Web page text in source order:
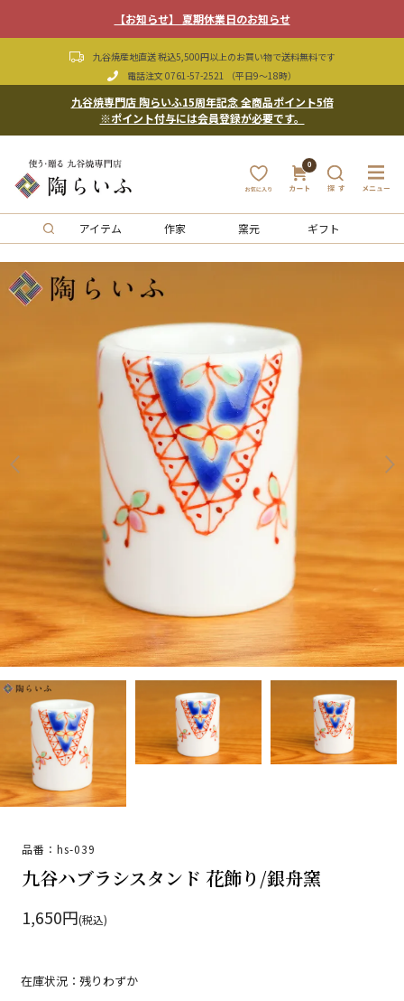
【お知らせ】 夏期休業日のお知らせ
九谷焼産地直送 税込5,500円以上のお買い物で送料無料です
電話注文 0761-57-2521 （平日9〜18時）
九谷焼専門店 陶らいふ15周年記念 全商品ポイント5倍
※ポイント付与には会員登録が必要です。
0
アイテム 作家 窯元 ギフト
品番：hs-039
九谷ハブラシスタンド 花飾り/銀舟窯
1,650円(税込)
在庫状況：残りわずか